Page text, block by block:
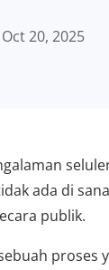
Oct 20, 2025
ada di
publik.
proses